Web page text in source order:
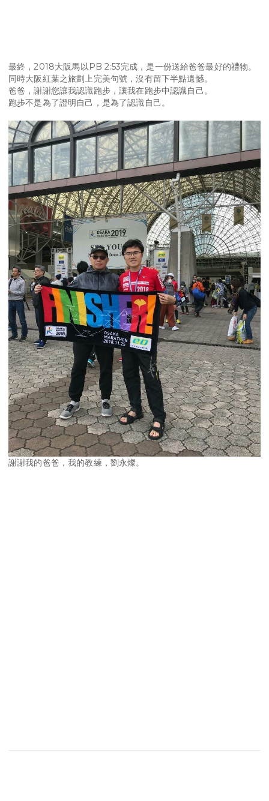
最終，2018大阪馬以PB 2:53完成，是一份送給爸爸最好的禮物。
同時大阪紅葉之旅劃上完美句號，沒有留下半點遺憾。
爸爸，謝謝您讓我認識跑步，讓我在跑步中認識自己。
跑步不是為了證明自己，是為了認識自己。
謝謝我的爸爸，我的教練，劉永燦。